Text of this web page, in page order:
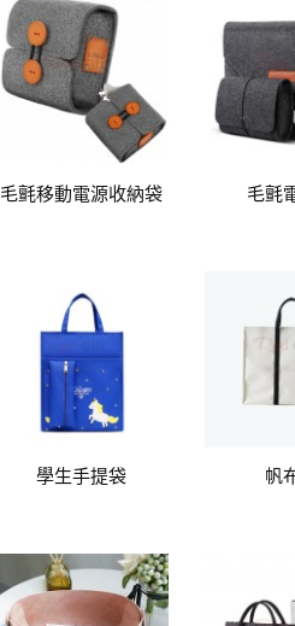
毛氈移動電源收納袋 毛氈
學生手提袋 帆